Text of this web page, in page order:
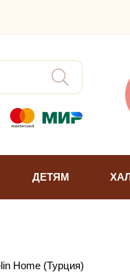
ДЕТЯМ
Home (Турция)